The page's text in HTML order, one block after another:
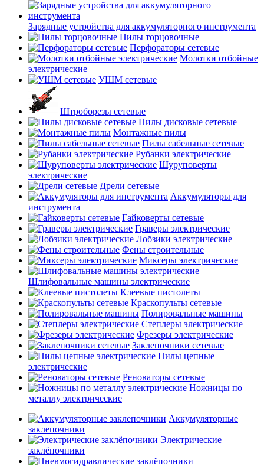
Зарядные устройства для аккумуляторного инструмента
Пилы торцовочные
Перфораторы сетевые
Молотки отбойные
электрические
УШМ сетевые
Штроборезы сетевые
Пилы дисковые сетевые
Монтажные пилы
Пилы сабельные сетевые
Рубанки электрические
Шуруповерты
электрические
Дрели сетевые
Аккумуляторы для
инструмента
Гайковерты сетевые
Граверы электрические
Лобзики электрические
Фены строительные
Миксеры электрические
Шлифовальные машины электрические
Клеевые пистолеты
Краскопульты сетевые
Полировальные машины
Степлеры электрические
Фрезеры электрические
Заклепочники сетевые
Пилы цепные
электрические
Реноваторы сетевые
Ножницы по
металлу электрические
Аккумуляторные
заклепочники
Электрические
заклёпочники